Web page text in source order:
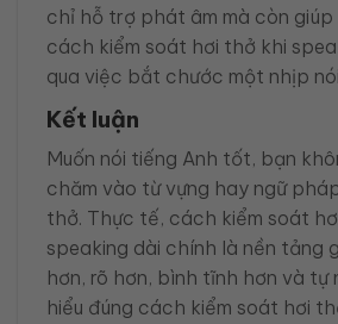
chỉ hỗ trợ phát âm mà còn
cách kiểm soát hơi thở khi
qua việc bắt chước một nhịp
Kết luận
Muốn nói tiếng Anh tốt, bạn
chăm vào từ vựng hay ngữ
thở. Thực tế, cách kiểm soát
speaking dài chính là nền tảng
hơn, rõ hơn, bình tĩnh hơn và tự
hiểu đúng cách kiểm soát hơi